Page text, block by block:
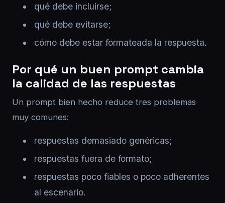
qué debe incluirse;
qué debe evitarse;
cómo debe estar formateada la respuesta.
Por qué un buen prompt cambia
la calidad de las respuestas
Un prompt bien hecho reduce tres problemas
muy comunes:
respuestas demasiado genéricas;
respuestas fuera de formato;
respuestas poco fiables o poco adherentes
al escenario.